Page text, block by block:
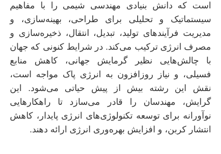
است که دانش بنیادی مهندسی شیمی را با مفاهیم
سیستماتیک و تحلیلی برای طراحی، بهینه‌سازی، و
مدیریت فرآیندهای تولید، تبدیل، انتقال، ذخیره‌سازی و
مصرف انرژی ترکیب می‌کند. در شرایط کنونی که جهان
با چالش‌هایی نظیر گرمایش جهانی، کاهش منابع
فسیلی، و نیاز روزافزون به انرژی پاک مواجه است،
نقش این رشته بیش از پیش حیاتی می‌شود. این
گرایش، مهندسان را قادر می‌سازد تا راهکارهایی
نوآورانه برای توسعه تکنولوژی‌های انرژی پایدار، کاهش
انتشار کربن، و افزایش بهره‌وری انرژی ارائه دهند.